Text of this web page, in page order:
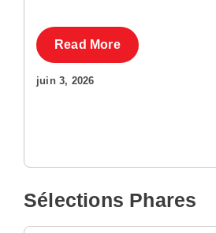
Read More
juin 3, 2026
Sélections Phares